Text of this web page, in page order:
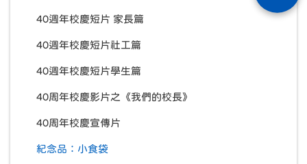
40週年校慶短片 家長篇
40週年校慶短片社工篇
40週年校慶短片學生篇
40周年校慶影片之《我們的校長》
40周年校慶宣傳片
紀念品：小食袋